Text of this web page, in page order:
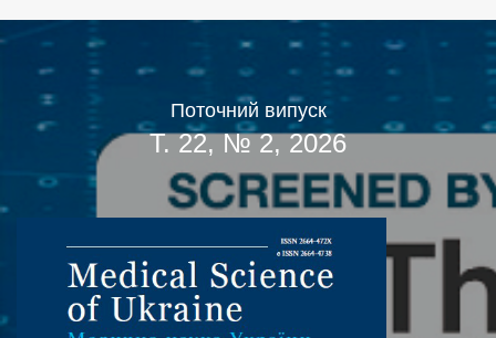
Поточний випуск
Т. 22, № 2, 2026